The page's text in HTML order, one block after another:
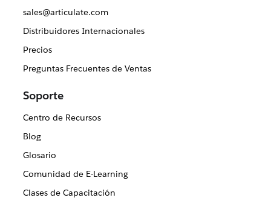
sales@articulate.com
Distribuidores Internacionales
Precios
Preguntas Frecuentes de Ventas
Soporte
Centro de Recursos
Blog
Glosario
Comunidad de E-Learning
Clases de Capacitación